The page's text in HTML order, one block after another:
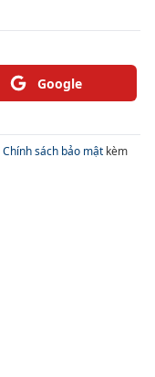
Google
Chính sách bảo mật kèm